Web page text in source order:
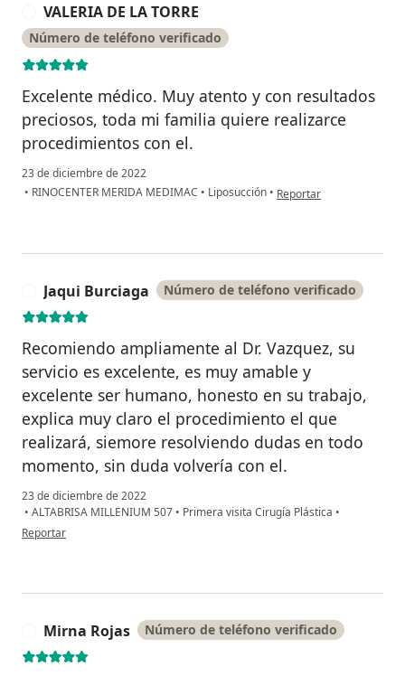
VALERIA DE LA TORRE
Número de teléfono verificado
Excelente médico. Muy atento y con resultados
preciosos, toda mi familia quiere realizarce
procedimientos con el.
23 de diciembre de 2022
• RINOCENTER MERIDA MEDIMAC • Liposucción • en opinión del usuario
Reportar
Jaqui Burciaga Número de teléfono verificado
Recomiendo ampliamente al Dr. Vazquez, su
servicio es excelente, es muy amable y
excelente ser humano, honesto en su trabajo,
explica muy claro el procedimiento el que
realizará, siemore resolviendo dudas en todo
momento, sin duda volvería con el.
23 de diciembre de 2022
• ALTABRISA MILLENIUM 507 • Primera visita Cirugía Plástica •
en opinión del usuario Jaqui Burciaga
Reportar
Mirna Rojas Número de teléfono verificado